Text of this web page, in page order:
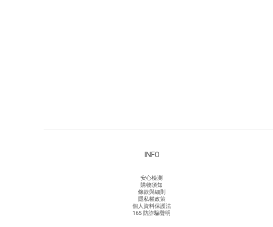
INFO
安心檢測
購物須知
條款與細則
隱私權政策
個人資料保護法
165 防詐騙聲明